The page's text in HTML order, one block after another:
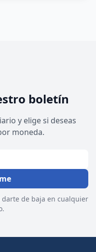
boletín
y elige si deseas
moneda.
darte de baja en cualquier